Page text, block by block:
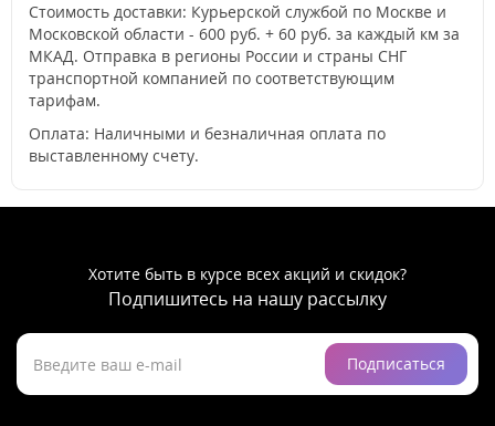
Стоимость доставки: Курьерской службой по Москве и
Московской области - 600 руб. + 60 руб. за каждый км за
МКАД. Отправка в регионы России и страны СНГ
транспортной компанией по соответствующим
тарифам.
Оплата: Наличными и безналичная оплата по
выставленному счету.
Хотите быть в курсе всех акций и скидок?
Подпишитесь на нашу рассылку
Подписаться